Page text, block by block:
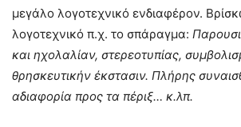
μεγάλο λογοτεχνικό ενδιαφέρον.
λογοτεχνικό π.χ. το σπάραγμα:
και ηχολαλίαν, στερεοτυπίας,
θρησκευτικήν έκστασιν. Πλήρης
αδιαφορία προς τα πέριξ… κ.λπ.